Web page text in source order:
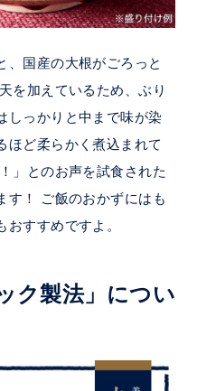
、国産の大根がごろっと
を加えているため、ぶり
しっかりと中まで味が染
ほど柔らかく煮込まれて
」とのお声を試食された
す！ ご飯のおかずにはも
おすすめですよ。
ク製法」につい